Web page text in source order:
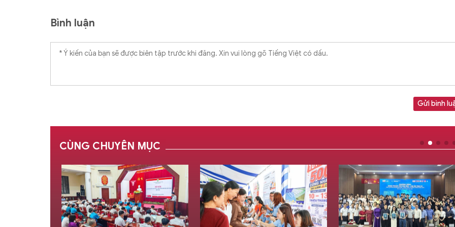
Bình luận
Gửi bình
CÙNG CHUYÊN MỤC